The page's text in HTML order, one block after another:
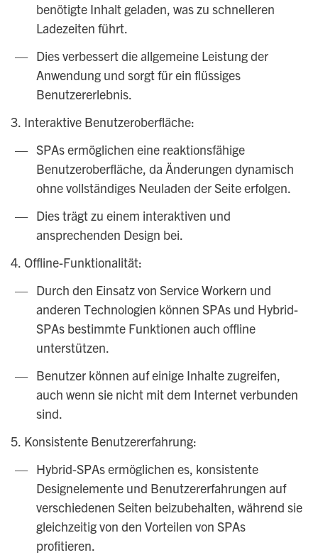
benötigte Inhalt geladen, was zu schnelleren
Ladezeiten führt.
Dies verbessert die allgemeine Leistung der
Anwendung und sorgt für ein flüssiges
Benutzererlebnis.
3. Interaktive Benutzeroberfläche:
SPAs ermöglichen eine reaktionsfähige
Benutzeroberfläche, da Änderungen dynamisch
ohne vollständiges Neuladen der Seite erfolgen.
Dies trägt zu einem interaktiven und
ansprechenden Design bei.
4. Offline-Funktionalität:
Durch den Einsatz von Service Workern und
anderen Technologien können SPAs und Hybrid-
SPAs bestimmte Funktionen auch offline
unterstützen.
Benutzer können auf einige Inhalte zugreifen,
auch wenn sie nicht mit dem Internet verbunden
sind.
5. Konsistente Benutzererfahrung:
Hybrid-SPAs ermöglichen es, konsistente
Designelemente und Benutzererfahrungen auf
verschiedenen Seiten beizubehalten, während sie
gleichzeitig von den Vorteilen von SPAs
profitieren.